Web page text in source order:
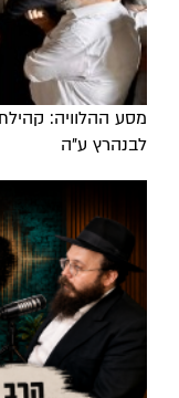
מסע ההלוויה:
לבנהרץ ע"ה